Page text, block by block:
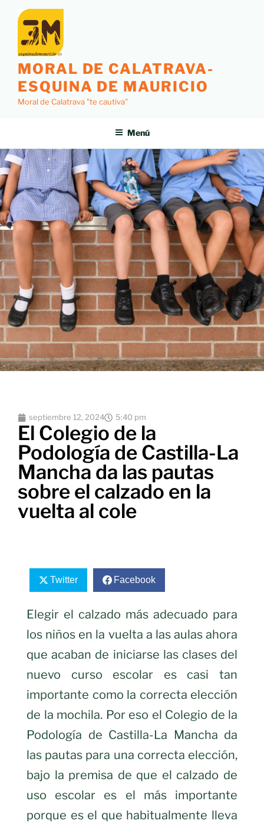
MORAL DE CALATRAVA-
ESQUINA DE MAURICIO
Moral de Calatrava "te cautiva"
Menú
septiembre 12, 2024 5:40 pm
El Colegio de la
Podología de Castilla-La
Mancha da las pautas
sobre el calzado en la
vuelta al cole
Twitter Facebook
Elegir el calzado más adecuado para
los niños en la vuelta a las aulas ahora
que acaban de iniciarse las clases del
nuevo curso escolar es casi tan
importante como la correcta elección
de la mochila. Por eso el Colegio de la
Podología de Castilla-La Mancha da
las pautas para una correcta elección,
bajo la premisa de que el calzado de
uso escolar es el más importante
porque es el que habitualmente lleva